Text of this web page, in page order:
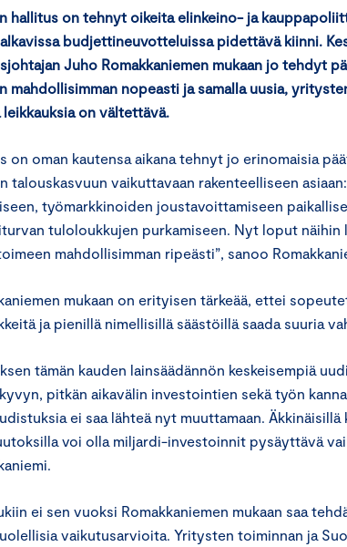
hallitus on tehnyt oikeita elinkeino- ja
budjettineuvotteluissa pidettävä kiinni.
Juho Romakkaniemen mukaan jo tehdyt
mahdollisimman nopeasti ja samalla uusia,
leikkauksia on vältettävä.
on oman kautensa aikana tehnyt jo erinomaisia
talouskasvuun vaikuttavaan rakenteelliseen
työmarkkinoiden joustavoittamiseen
tuloloukkujen purkamiseen. Nyt loput
mahdollisimman ripeästi”, sanoo
mukaan on erityisen tärkeää, ettei
ja pienillä nimellisillä säästöillä saada suuria
tämän kauden lainsäädännön keskeisempiä
pitkän aikavälin investointien sekä työn
ei saa lähteä nyt muuttamaan.
voi olla miljardi-investoinnit pysäyttävä
ei sen vuoksi Romakkaniemen mukaan saa
vaikutusarvioita. Yritysten toiminnan ja